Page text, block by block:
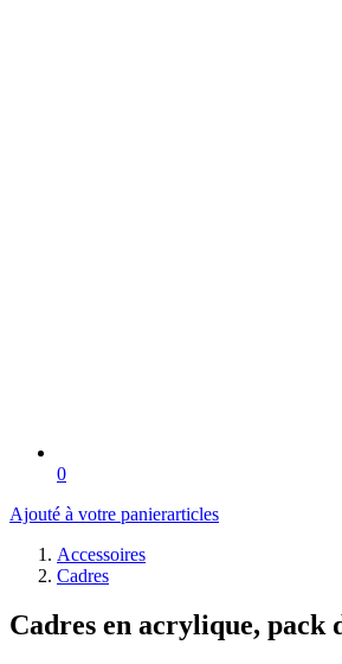
0
Ajouté à votre panierarticles
Accessoires
Cadres
Cadres en acrylique, pack